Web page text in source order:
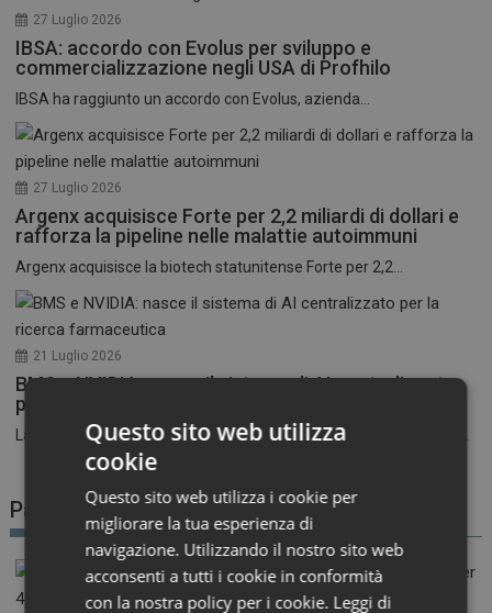
27 Luglio 2026
IBSA: accordo con Evolus per sviluppo e
commercializzazione negli USA di Profhilo
IBSA ha raggiunto un accordo con Evolus, azienda...
27 Luglio 2026
Argenx acquisisce Forte per 2,2 miliardi di dollari e
rafforza la pipeline nelle malattie autoimmuni
Argenx acquisisce la biotech statunitense Forte per 2,2...
21 Luglio 2026
BMS e NVIDIA: nasce il sistema di AI centralizzato
per la ricerca farmaceutica
La corsa all’intelligenza artificiale nel settore farmaceutico entra...
Patient Advocacy
Questo sito web utilizza
cookie
Questo sito web utilizza i cookie per
migliorare la tua esperienza di
navigazione. Utilizzando il nostro sito web
acconsenti a tutti i cookie in conformità
con la nostra policy per i cookie. Leggi di